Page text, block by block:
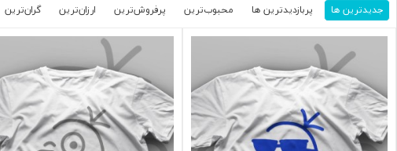
جدیدترین ها پربازدیدترین ها محبوب‌‌ترین پرفروش‌ترین ارزان‌ترین گران‌ترین